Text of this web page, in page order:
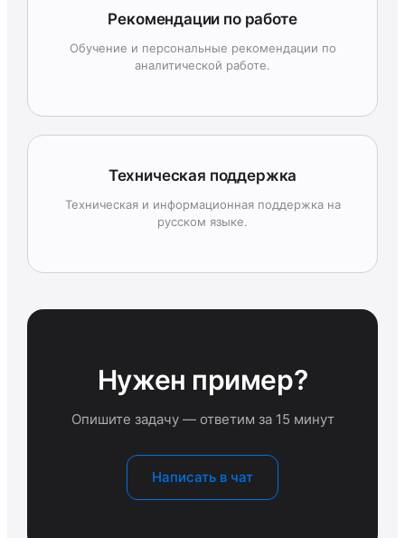
Рекомендации по работе
Обучение и персональные рекомендации по
аналитической работе.
Техническая поддержка
Техническая и информационная поддержка на
русском языке.
Нужен пример?
Опишите задачу — ответим за 15 минут
Написать в чат